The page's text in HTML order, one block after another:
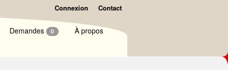
Connexion Contact
Demandes 0 À propos